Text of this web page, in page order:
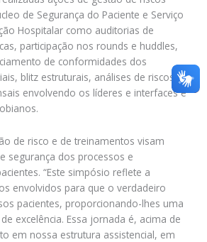
de Segurança do Paciente e Serviço
Hospitalar como auditorias de
participação nos rounds e huddles,
de conformidades dos
blitz estruturais, análises de riscos de
envolvendo os líderes e interfaces e
de risco e de treinamentos visam
segurança dos processos e
“Este simpósio reflete a
envolvidos para que o verdadeiro
pacientes, proporcionando-lhes uma
excelência. Essa jornada é, acima de
em nossa estrutura assistencial, em